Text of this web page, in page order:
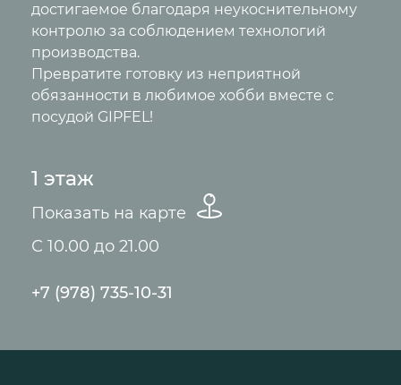
достигаемое благодаря неукоснительному
контролю за соблюдением технологий
производства.
Превратите готовку из неприятной
обязанности в любимое хобби вместе с
посудой GIPFEL!
1 этаж
Показать на карте
С 10.00 до 21.00
+7 (978) 735-10-31